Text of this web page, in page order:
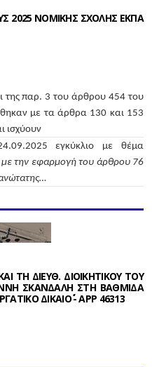
2025 ΝΟΜΙΚΗΣ ΣΧΟΛΗΣ ΕΚΠΑ
της παρ. 3 του άρθρου 454 του
με τα άρθρα 130 και 153
ισχύουν
εγκύκλιο με θέμα
με την εφαρμογή του άρθρου 76
ΤΗ ΔΙΕΥΘ. ΔΙΟΙΚΗΤΙΚΟΥ ΤΟΥ
ΣΚΑΝΔΑΛΗ ΣΤΗ ΒΑΘΜΙΔΑ
ΔΙΚΑΙΟ΄΄ - APP 46313